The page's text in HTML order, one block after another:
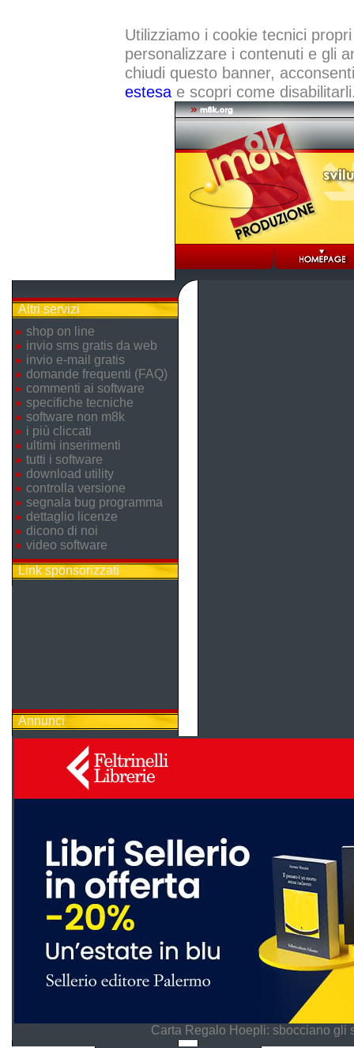
Utilizziamo i cookie tecnici
personalizzare i contenuti e gli
chiudi questo banner,
estesae scopri come
Altri servizi
shop on line
invio sms gratis da web
invio e-mail gratis
domande frequenti (FAQ)
commenti ai software
specifiche tecniche
software non m8k
i più cliccati
ultimi inserimenti
tutti i software
download utility
controlla versione
segnala bug programma
dettaglio licenze
dicono di noi
video software
Link sponsorizzati
Annunci
Carta Regalo Hoepli: sbocciano gli